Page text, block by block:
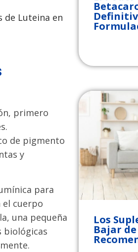
primero
de pigmento
y
para
el cuerpo
una pequeña
biológicas
Los
Bajar de